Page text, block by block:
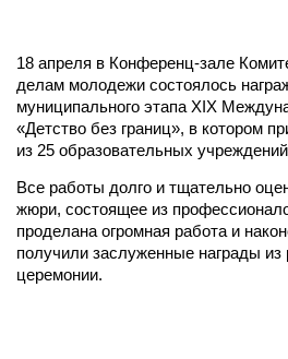
18 апреля в Конференц-зале
делам молодежи состоялось
муниципального этапа XIX
«Детство без границ», в котором
из 25 образовательных
Все работы долго и тщательно
жюри, состоящее из
проделана огромная работа и
получили заслуженные награды из
церемонии.